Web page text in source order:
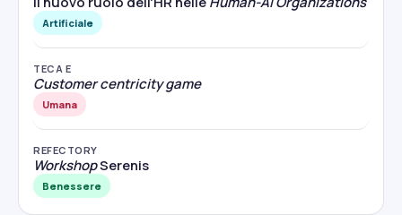
Artificiale
TECA E
Customer centricity game
Umana
REFECTORY
WorkshopSerenis
Benessere